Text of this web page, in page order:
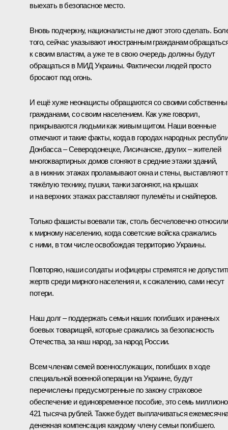
выехать в безопасное место.
Вновь подчеркну, националисты не дают этого сделать.
того, сейчас указывают иностранным гражданам
к своим властям, а уже те в свою очередь должны будут
обращаться в МИД Украины. Фактически людей просто
бросают под огонь.
И ещё хуже неонацисты обращаются со своими
гражданами, со своим населением. Как уже говорил,
прикрываются людьми как живым щитом. Наши военные
отмечают и такие факты, когда в городах народных
Донбасса – Северодонецке, Лисичанске, других – жителей
многоквартирных домов сгоняют в средние этажи зданий,
а в нижних этажах проламывают окна и стены, выставляют
тяжёлую технику, пушки, танки загоняют, на крышах
и на верхних этажах расставляют пулемёты и снайперов.
Только фашисты воевали так, столь бесчеловечно
к мирному населению, когда советские войска сражались
с ними, в том числе освобождая территорию Украины.
Повторяю, наши солдаты и офицеры стремятся не
жертв среди мирного населения и, к сожалению, сами несут
потери.
Наш долг – поддержать семьи наших погибших и раненых
боевых товарищей, которые сражались за безопасность
Отечества, за наш народ, за народ России.
Всем членам семей военнослужащих, погибших в ходе
специальной военной операции на Украине, будут
перечислены предусмотренные по закону страховое
обеспечение и единовременное пособие, это семь
421 тысяча рублей. Также будет выплачиваться
денежная компенсация каждому члену семьи погибшего.